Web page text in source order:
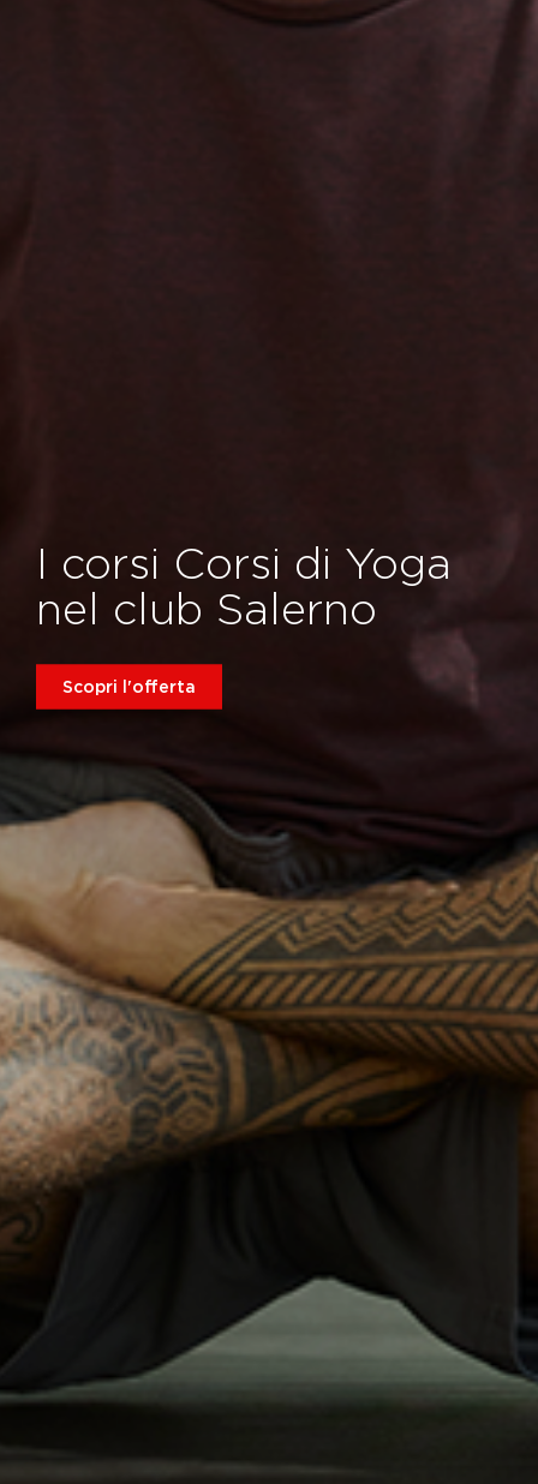
I corsi Corsi di Yoga
nel club Salerno
Scopri l'offerta